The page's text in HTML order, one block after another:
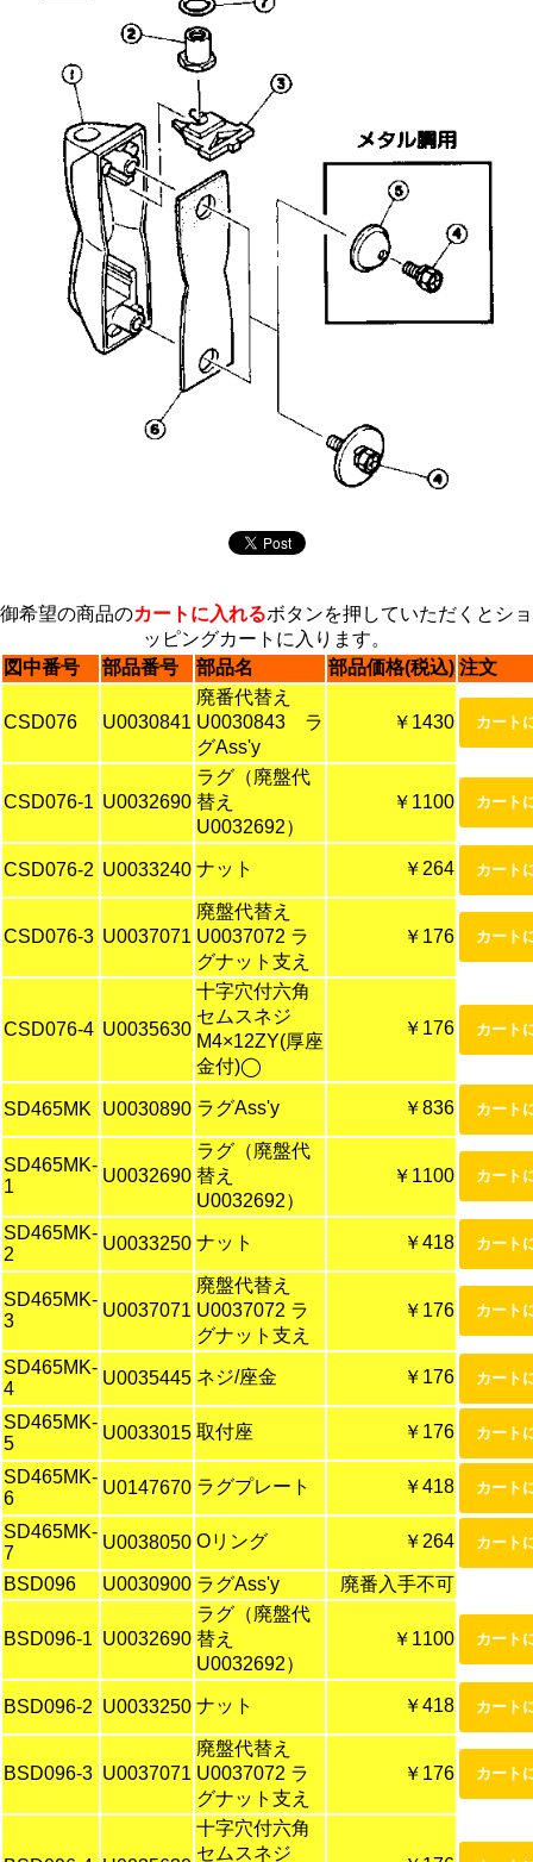
御希望の商品のカートに入れるボタンを押していただくとショ
ッピングカートに入ります。
図中番号
部品番号 部品名 部品価格(税込) 注文
CSD076 U0030841
廃番代替え
U0030843 ラ
グAss'y
￥1430
CSD076-1 U0032690
ラグ（廃盤代
替え
U0032692）
￥1100
CSD076-2 U0033240 ナット ￥264
CSD076-3 U0037071
廃盤代替え
U0037072 ラ
グナット支え
￥176
CSD076-4 U0035630
十字穴付六角
セムスネジ
M4×12ZY(厚座
金付)◯
￥176
SD465MK U0030890 ラグAss'y ￥836
SD465MK-
1
U0032690
ラグ（廃盤代
替え
U0032692）
￥1100
SD465MK-
2
U0033250 ナット ￥418
SD465MK-
3
U0037071
廃盤代替え
U0037072 ラ
グナット支え
￥176
SD465MK-
4
U0035445 ネジ/座金 ￥176
SD465MK-
5
U0033015 取付座 ￥176
SD465MK-
6
U0147670 ラグプレート ￥418
SD465MK-
7
U0038050 Oリング ￥264
BSD096 U0030900 ラグAss'y 廃番入手不可
BSD096-1 U0032690
ラグ（廃盤代
替え
U0032692）
￥1100
BSD096-2 U0033250 ナット ￥418
BSD096-3 U0037071
廃盤代替え
U0037072 ラ
グナット支え
￥176
十字穴付六角
セムスネジ